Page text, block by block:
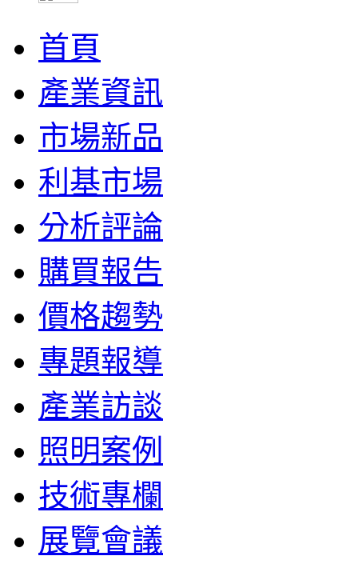
首頁
產業資訊
市場新品
利基市場
分析評論
購買報告
價格趨勢
專題報導
產業訪談
照明案例
技術專欄
展覽會議